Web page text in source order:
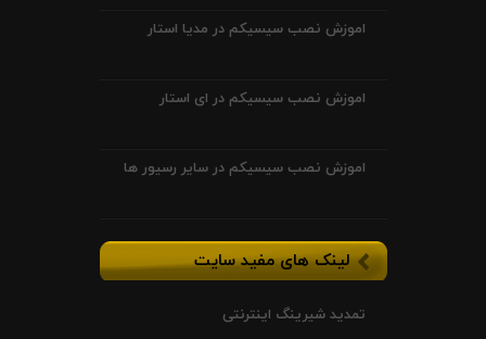
اموزش نصب سیسیکم در مدیا استار
اموزش نصب سیسیکم در ای استار
اموزش نصب سیسیکم در سایر رسیور ها
لینک های مفید سایت
تمدید شیرینگ اینترنتی